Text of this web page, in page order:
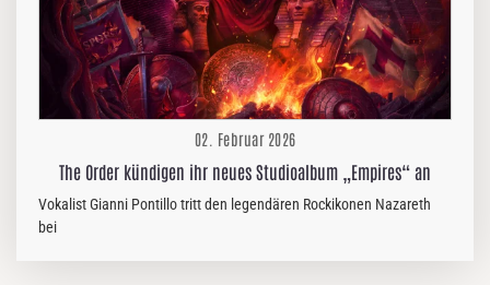
02. Februar 2026
The Order kündigen ihr neues Studioalbum „Empires“ an
Vokalist Gianni Pontillo tritt den legendären Rockikonen Nazareth
bei